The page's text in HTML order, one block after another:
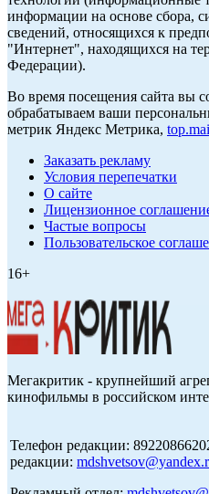
информации на основе сбора,
сведений, относящихся к
"Интернет", находящихся на
Федерации).
Во время посещения сайта вы
обрабатываем ваши
метрик Яндекс Метрика,
Заказать рекламу
Условия перепечатки
О сайте
Лицензионное
Частые вопросы
Пользовательское
16+
Мегакритик - крупнейший
кинофильмы в российском
Телефон редакции:
редакции: